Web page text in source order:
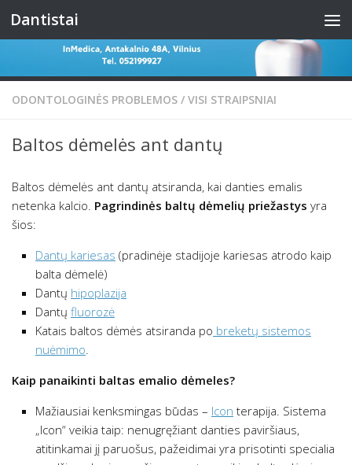
Skip to content
Dantistai
ODONTOLOGINĖS PROBLEMOS / VISI STRAIPSNIAI
Baltos dėmelės ant dantų
Baltos dėmelės ant dantų atsiranda, kai danties emalis
netenka kalcio. Pagrindinės baltų dėmelių priežastys yra
šios:
Dantų kariesas (pradinėje stadijoje kariesas atrodo kaip
balta dėmelė)
Dantų hipoplazija
Dantų fluorozė
Katais baltos dėmės atsiranda po breketų sistemos
nuėmimo.
Kaip panaikinti baltas emalio dėmeles?
Mažiausiai kenksmingas būdas – Icon terapija. Sistema
„Icon“ veikia taip: nenugręžiant danties paviršiaus,
atitinkamai jį paruošus, pažeidimai yra prisotinti specialia